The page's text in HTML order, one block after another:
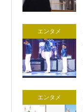
エンタメ
エンタメ